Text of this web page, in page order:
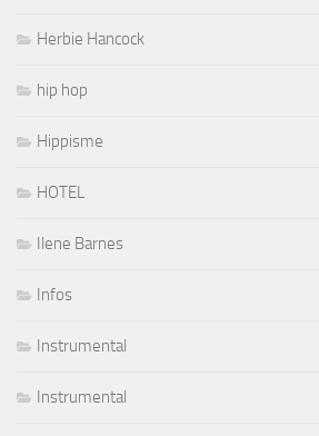
Herbie Hancock
hip hop
Hippisme
HOTEL
Ilene Barnes
Infos
Instrumental
Instrumental